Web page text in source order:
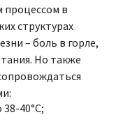
процессом в
структурах
– боль в горле,
Но также
40°С;